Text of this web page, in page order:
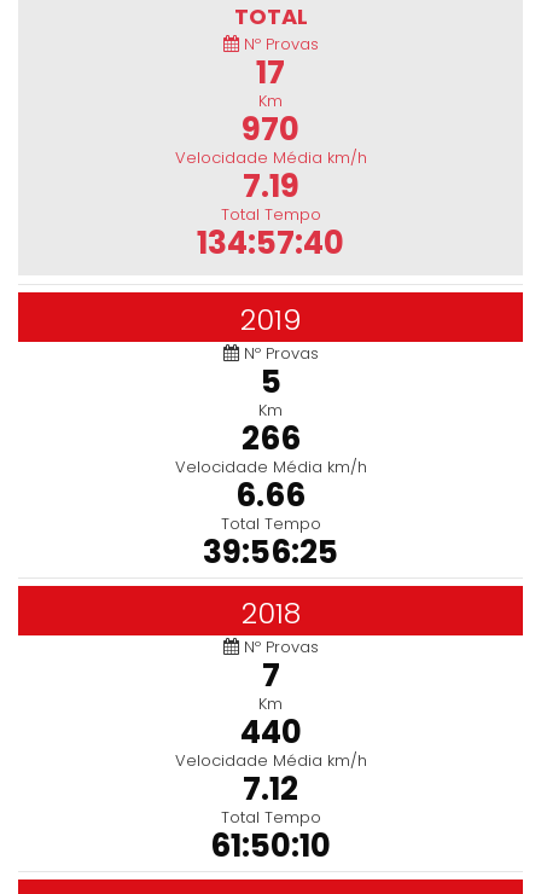
TOTAL
Nº Provas
17
Km
970
Velocidade Média km/h
7.19
Total Tempo
134:57:40
2019
Nº Provas
5
Km
266
Velocidade Média km/h
6.66
Total Tempo
39:56:25
2018
Nº Provas
7
Km
440
Velocidade Média km/h
7.12
Total Tempo
61:50:10